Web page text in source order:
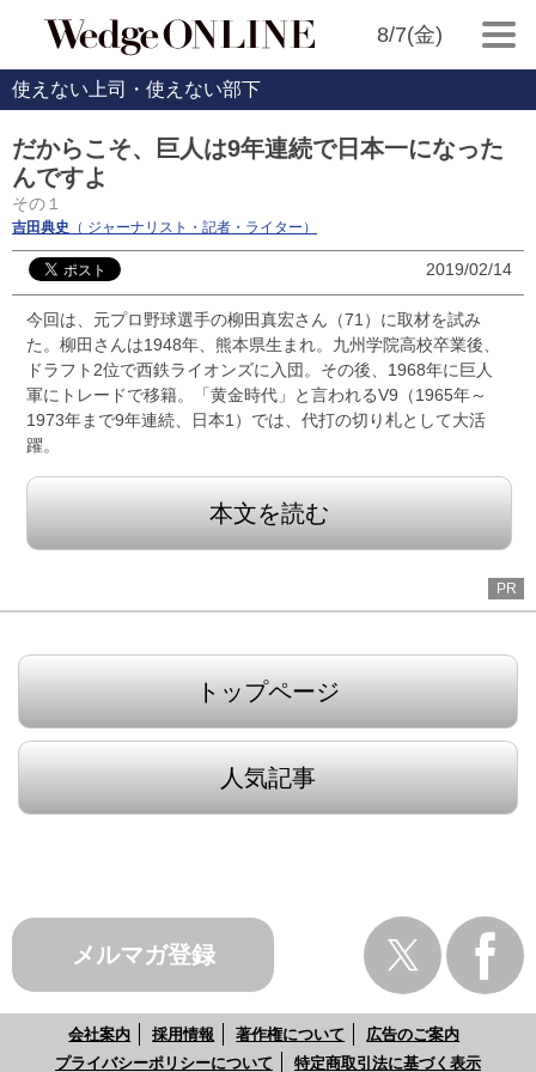
8/7(金)
使えない上司・使えない部下
だからこそ、巨人は9年連続で日本一になった
んですよ
その１
吉田典史 （ ジャーナリスト・記者・ライター）
2019/02/14
今回は、元プロ野球選手の柳田真宏さん（71）に取材を試み
た。柳田さんは1948年、熊本県生まれ。九州学院高校卒業後、
ドラフト2位で西鉄ライオンズに入団。その後、1968年に巨人
軍にトレードで移籍。「黄金時代」と言われるV9（1965年～
1973年まで9年連続、日本1）では、代打の切り札として大活
躍。
本文を読む
PR
トップページ
人気記事
メルマガ登録
会社案内 採用情報 著作権について
広告のご案内
プライバシーポリシーについて
特定商取引法に基づく表示